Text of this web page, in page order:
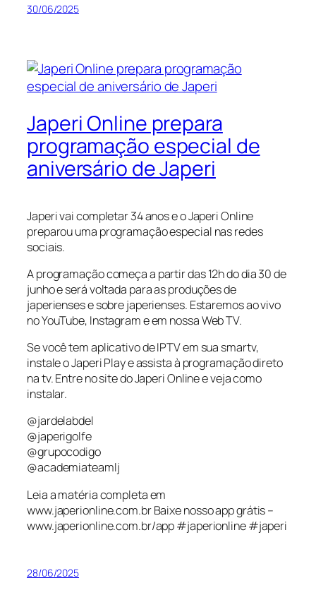
30/06/2025
Japeri Online prepara
programação especial de
aniversário de Japeri
Japeri vai completar 34 anos e o Japeri Online
preparou uma programação especial nas redes
sociais.
A programação começa a partir das 12h do dia 30 de
junho e será voltada para as produções de
japerienses e sobre japerienses. Estaremos ao vivo
no YouTube, Instagram e em nossa Web TV.
Se você tem aplicativo de IPTV em sua smartv,
instale o Japeri Play e assista à programação direto
na tv. Entre no site do Japeri Online e veja como
instalar.
@jardelabdel
@japerigolfe
@grupocodigo
@academiateamlj
Leia a matéria completa em
www.japerionline.com.br Baixe nosso app grátis –
www.japerionline.com.br/app #japerionline #japeri
28/06/2025